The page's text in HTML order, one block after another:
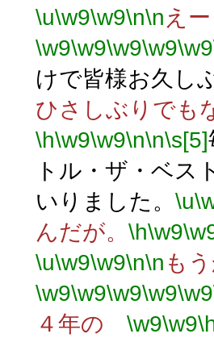
\u\w9\w9\n\n え
\w9\w9\w9\w9\w9
けで皆様お久し
ひさしぶりでも
\h\w9\w9\n\n\s[5]
トル・ザ・ベス
いりました。 \u
んだが。 \h\w9
\u\w9\w9\n\n も
\w9\w9\w9\w9\w9
４年の \w9\w9